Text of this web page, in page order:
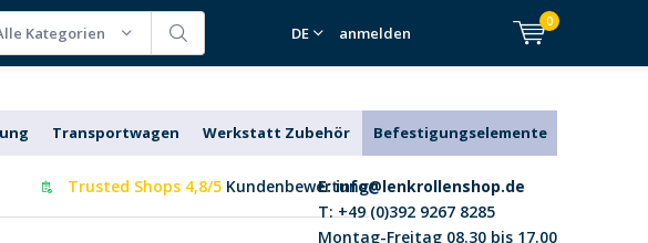
Kategorien DE anmelden
0
Transportwagen Werkstatt Zubehör Befestigungselemente
Trusted Shops 4,8/5 Kundenbewertung
E:info@lenkrollenshop.de
T: +49 (0)392 9267 8285
Montag-Freitag 08.30 bis 17.00